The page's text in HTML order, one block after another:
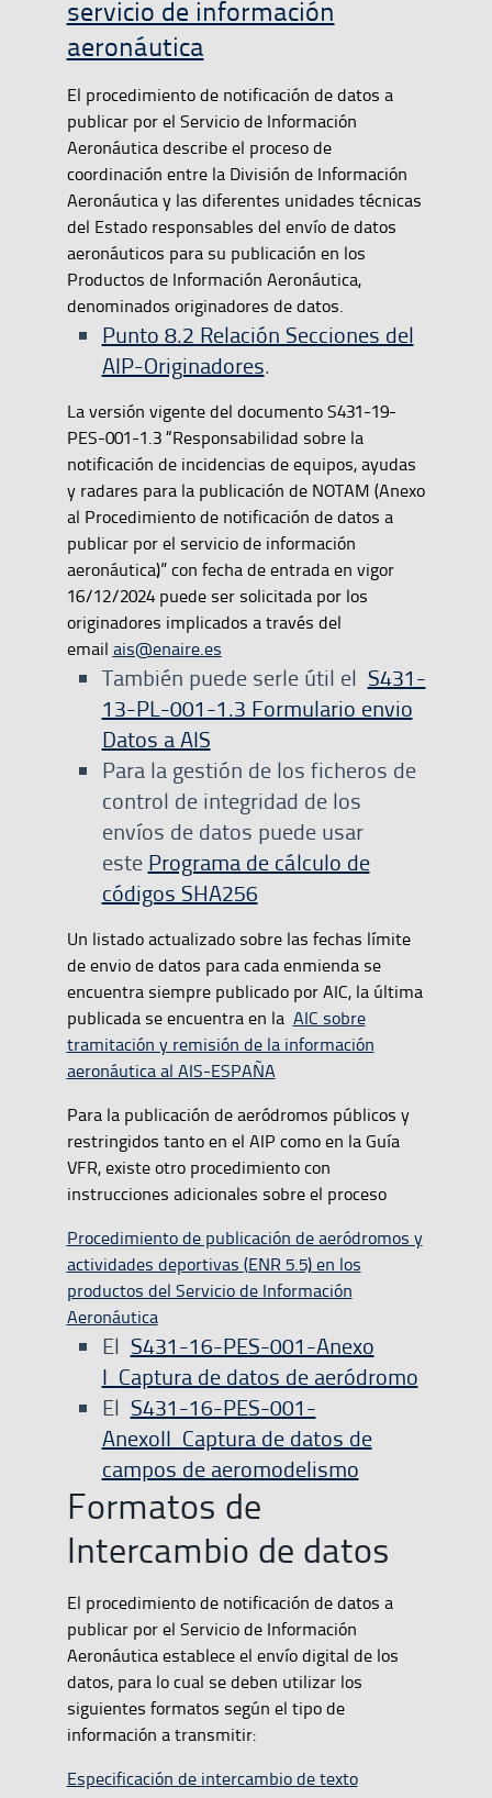
servicio de información
aeronáutica
El procedimiento de notificación de datos a
publicar por el Servicio de Información
Aeronáutica describe el proceso de
coordinación entre la División de Información
Aeronáutica y las diferentes unidades técnicas
del Estado responsables del envío de datos
aeronáuticos para su publicación en los
Productos de Información Aeronáutica,
denominados originadores de datos.
Punto 8.2 Relación Secciones del
AIP-Originadores.
La versión vigente del documento S431-19-
PES-001-1.3 “Responsabilidad sobre la
notificación de incidencias de equipos, ayudas
y radares para la publicación de NOTAM (Anexo
al Procedimiento de notificación de datos a
publicar por el servicio de información
aeronáutica)” con fecha de entrada en vigor
16/12/2024 puede ser solicitada por los
originadores implicados a través del
email ais@enaire.es
También puede serle útil el S431-
13-PL-001-1.3 Formulario envio
Datos a AIS
Para la gestión de los ficheros de
control de integridad de los
envíos de datos puede usar
este Programa de cálculo de
códigos SHA256
Un listado actualizado sobre las fechas límite
de envio de datos para cada enmienda se
encuentra siempre publicado por AIC, la última
publicada se encuentra en la AIC sobre
tramitación y remisión de la información
aeronáutica al AIS-ESPAÑA
Para la publicación de aeródromos públicos y
restringidos tanto en el AIP como en la Guía
VFR, existe otro procedimiento con
instrucciones adicionales sobre el proceso
Procedimiento de publicación de aeródromos y
actividades deportivas (ENR 5.5) en los
productos del Servicio de Información
Aeronáutica
El S431-16-PES-001-Anexo
I_Captura de datos de aeródromo
El S431-16-PES-001-
AnexoII_Captura de datos de
campos de aeromodelismo
Formatos de
Intercambio de datos
El procedimiento de notificación de datos a
publicar por el Servicio de Información
Aeronáutica establece el envío digital de los
datos, para lo cual se deben utilizar los
siguientes formatos según el tipo de
información a transmitir:
Especificación de intercambio de texto